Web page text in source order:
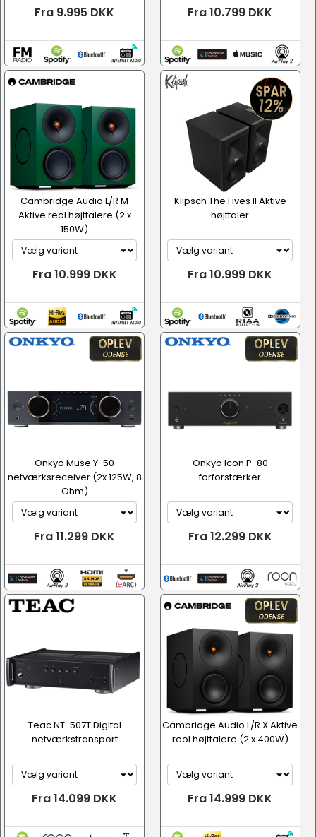
Fra 9.995 DKK Fra 10.799 DKK
Cambridge Audio L/R M
Aktive reol højttalere (2 x
150W)
Fra 10.999 DKK
Klipsch The Fives II Aktive
højttaler
Fra 10.999 DKK
Onkyo Muse Y-50
netværksreceiver (2x 125W, 8
Ohm)
Fra 11.299 DKK
Onkyo Icon P-80
forforstærker
Fra 12.299 DKK
Teac NT-507T Digital
netværkstransport
Fra 14.099 DKK
Cambridge Audio L/R X Aktive
reol højttalere (2 x 400W)
Fra 14.999 DKK